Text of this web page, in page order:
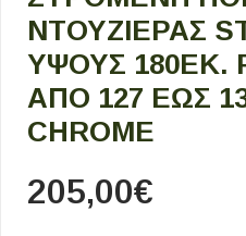
ΝΤΟΥΖΙΈΡΑΣ
ΎΨΟΥΣ 180ΕΚ.
ΑΠΌ 127 ΈΩΣ
CHROME
205,00€